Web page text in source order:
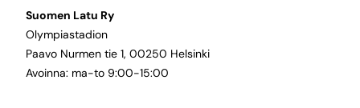
Suomen Latu Ry
Olympiastadion
Paavo Nurmen tie 1, 00250 Helsinki
Avoinna: ma-to 9:00-15:00